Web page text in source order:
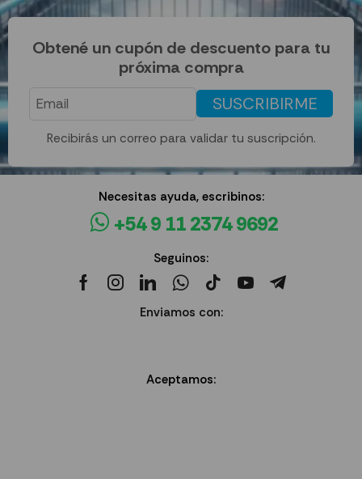
Obtené un cupón de descuento para tu
próxima compra
SUSCRIBIRME
Recibirás un correo para validar tu suscripción.
Necesitas ayuda, escribinos:
+54 9 11 2374 9692
Seguinos:
Enviamos con:
Aceptamos: